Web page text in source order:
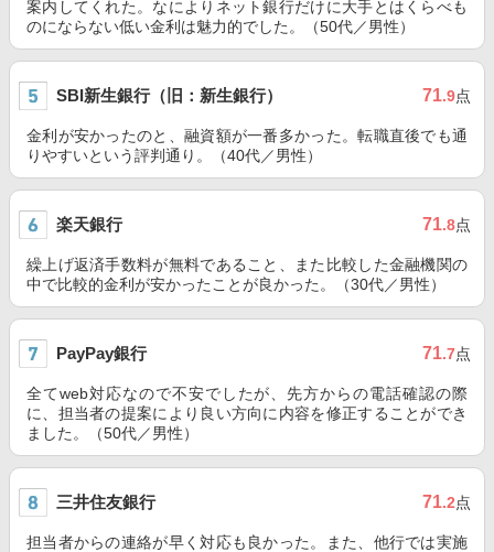
案内してくれた。なによりネット銀行だけに大手とはくらべも
のにならない低い金利は魅力的でした。（50代／男性）
SBI新生銀行（旧：新生銀行） 71.9点
金利が安かったのと、融資額が一番多かった。転職直後でも通
りやすいという評判通り。（40代／男性）
楽天銀行 71.8点
繰上げ返済手数料が無料であること、また比較した金融機関の
中で比較的金利が安かったことが良かった。（30代／男性）
PayPay銀行 71.7点
全てweb対応なので不安でしたが、先方からの電話確認の際
に、担当者の提案により良い方向に内容を修正することができ
ました。（50代／男性）
三井住友銀行 71.2点
担当者からの連絡が早く対応も良かった。また、他行では実施